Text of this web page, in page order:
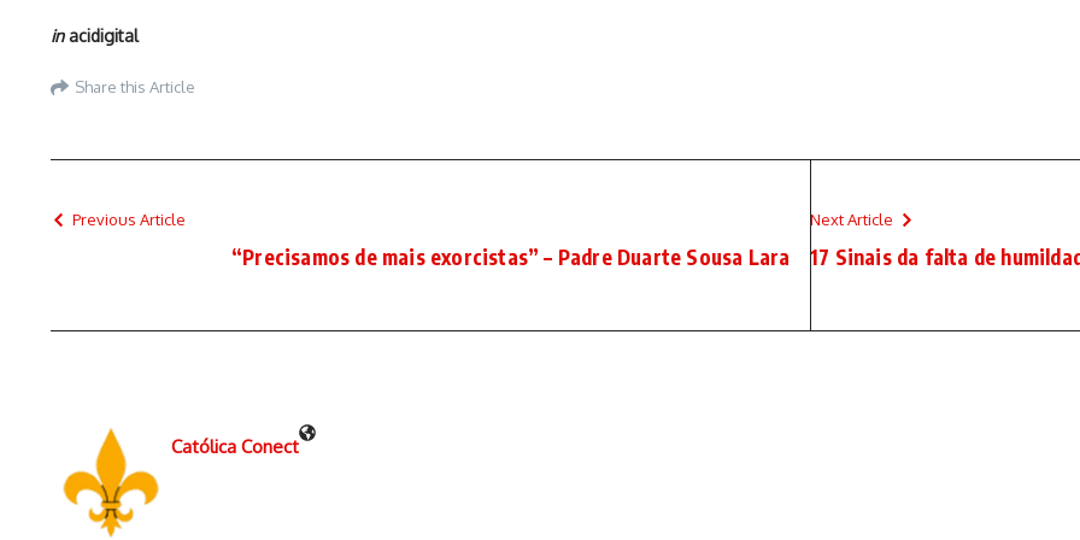
inacidigital
Share this Article
Previous Article
“Precisamos de mais exorcistas” – Padre Duarte Sousa Lara
Next Article
17 Sinais da falta de
Católica Conect